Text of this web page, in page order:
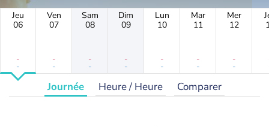
Jeu
06
-
-
Ven
07
-
-
Sam
08
-
-
Dim
09
-
-
Lun
10
-
-
Mar
11
-
-
Mer
12
-
-
Journée Heure / Heure Comparer